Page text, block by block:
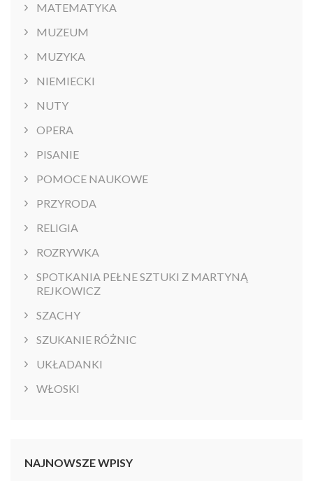
MATEMATYKA
MUZEUM
MUZYKA
NIEMIECKI
NUTY
OPERA
PISANIE
POMOCE NAUKOWE
PRZYRODA
RELIGIA
ROZRYWKA
SPOTKANIA PEŁNE SZTUKI Z MARTYNĄ
REJKOWICZ
SZACHY
SZUKANIE RÓŻNIC
UKŁADANKI
WŁOSKI
NAJNOWSZE WPISY